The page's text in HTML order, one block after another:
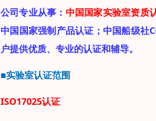
公司专业从事： 中国国家实验室资质
中国国家强制产品认证；中国船级社
户提供优质、专业的认证和辅导。
■实验室认证范围
ISO17025认证